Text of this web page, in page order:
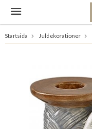
Startsida Juldekorationer